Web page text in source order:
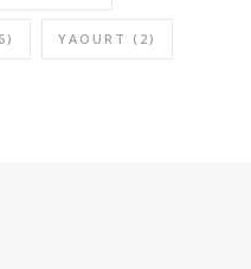
YAOURT (2)